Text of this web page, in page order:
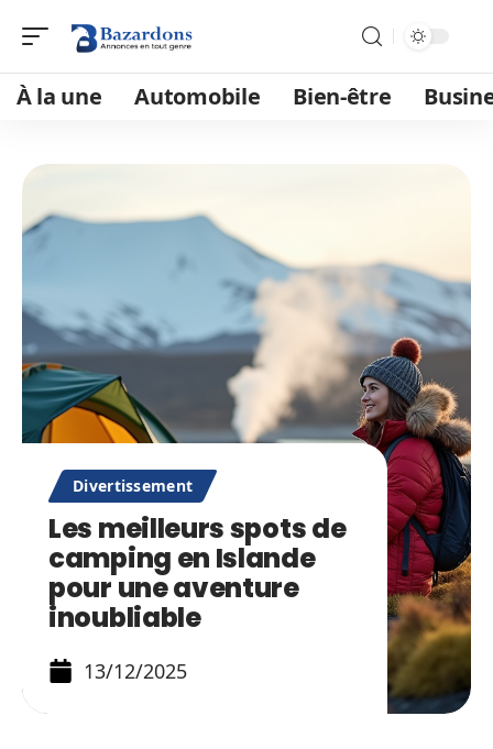
À la une Automobile Bien-être
Divertissement
Les meilleurs spots de
camping en Islande
pour une aventure
inoubliable
13/12/2025